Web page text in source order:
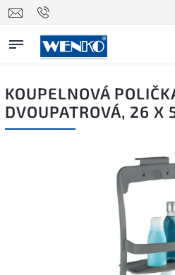
KOUPELNOVÁ
DVOUPATROVÁ, 26 X